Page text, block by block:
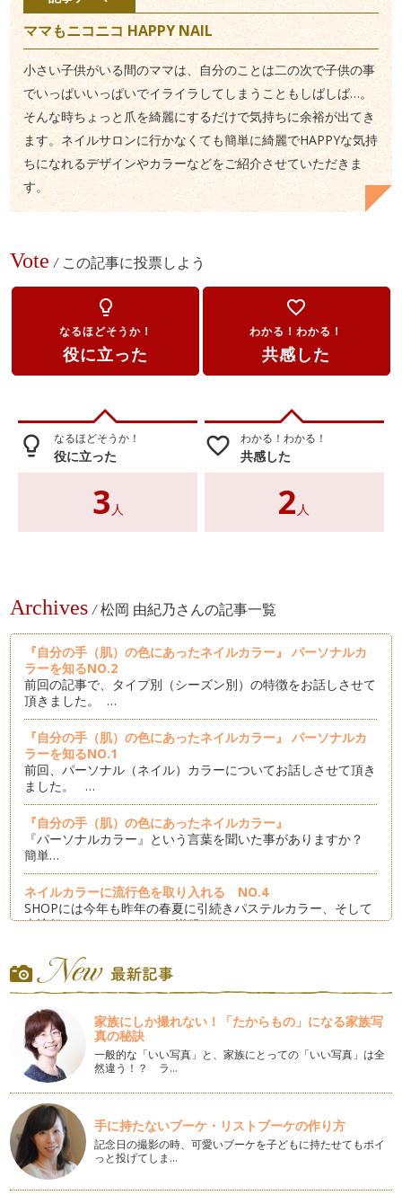
ママもニコニコ HAPPY NAIL
小さい子供がいる間のママは、自分のことは二の次で子供の事
でいっぱいいっぱいでイライラしてしまうこともしばしば…。
そんな時ちょっと爪を綺麗にするだけで気持ちに余裕が出てき
ます。ネイルサロンに行かなくても簡単に綺麗でHAPPYな気持
ちになれるデザインやカラーなどをご紹介させていただきま
す。
Vote / この記事に投票しよう
lightbulb_outline
なるほどそうか！
役に立った
favorite_border
わかる！わかる！
共感した
lightbulb_outline なるほどそうか！
役に立った
3 人
favorite_border わかる！わかる！
共感した
2 人
Archives / 松岡 由紀乃さんの記事一覧
『自分の手（肌）の色にあったネイルカラー』 パーソナルカ
ラーを知るNO.2
前回の記事で、タイプ別（シーズン別）の特徴をお話しさせて
頂きました。 …
『自分の手（肌）の色にあったネイルカラー』 パーソナルカ
ラーを知るNO.1
前回、パーソナル（ネイル）カラーについてお話しさせて頂き
ました。 …
『自分の手（肌）の色にあったネイルカラー』
『パーソナルカラー』という言葉を聞いた事がありますか？
簡単…
ネイルカラーに流行色を取り入れる NO.4
SHOPには今年も昨年の春夏に引続きパステルカラー、そして
大流行のネオンカラーのお洋服がた…
タイプごとに悩みを解消して素敵ネイル 〜フレンチ編〜
フレンチネイルはとても人気のデザインです♪ …
卒園・入園シーズン対応のデザイン 〜 グラデーション編 〜
3月、4月は卒園・卒業、入園・入学シーズン。 あまり華美に
な…
卒園・入園シーズン対応のデザイン 〜 フレンチ編 〜
3月、4月は卒園・卒業、入園・入学シーズン。 …
自分の手（肌）の色にあったネイルカラー 〜PINK〜
2月はバレンタイン、3月はひな祭り、そして卒園式、入学式
とこれからの季節一番人気のネイルカ…
家族にしか撮れない！「たからもの」になる家族写
真の秘訣
一般的な「いい写真」と、家族にとっての「いい写真」は全
然違う！？ ラ…
手に持たないブーケ・リストブーケの作り方
記念日の撮影の時、可愛いブーケを子どもに持たせてもポイ
っと投げてしま…